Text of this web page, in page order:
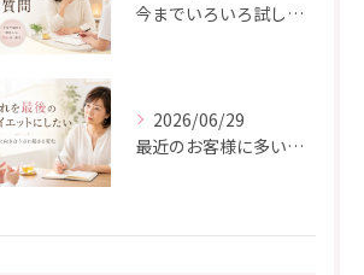
今までいろいろ試してもうまくいかなかった方から、初回によくいただくご質問
2026/06/29
最近のお客様に多い「これを最後のダイエットにしたい」という想い